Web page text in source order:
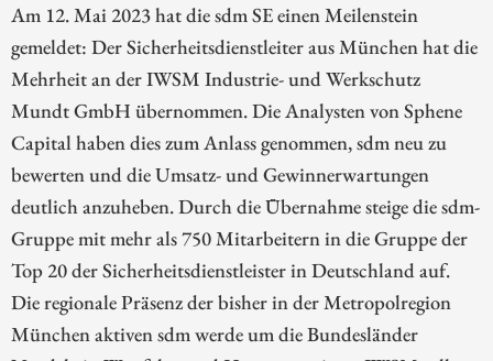
Am 12. Mai 2023 hat die sdm SE einen Meilenstein
gemeldet: Der Sicherheitsdienstleiter aus München hat die
Mehrheit an der IWSM Industrie- und Werkschutz
Mundt GmbH übernommen. Die Analysten von Sphene
Capital haben dies zum Anlass genommen, sdm neu zu
bewerten und die Umsatz- und Gewinnerwartungen
deutlich anzuheben. Durch die Übernahme steige die sdm-
Gruppe mit mehr als 750 Mitarbeitern in die Gruppe der
Top 20 der Sicherheitsdienstleister in Deutschland auf.
Die regionale Präsenz der bisher in der Metropolregion
München aktiven sdm werde um die Bundesländer